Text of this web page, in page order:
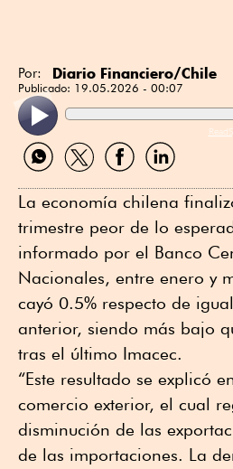
Por: Diario Financiero/Chile
Publicado: 19.05.2026 - 00:07
Compartir
por
Compartir
por
Compartir
por
Compartir
por
La economía chilena
trimestre peor de lo
informado por el Banco
Nacionales, entre enero y
cayó 0.5% respecto de
anterior, siendo más bajo
tras el último Imacec.
“Este resultado se explicó
comercio exterior, el cual
disminución de las
de las importaciones. La